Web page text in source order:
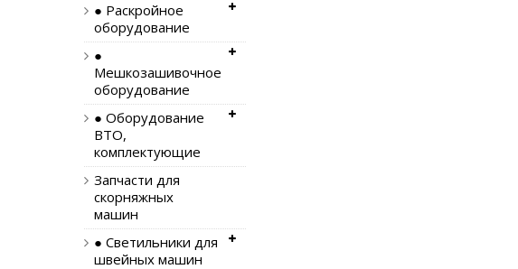
● Раскройное
оборудование
●
Мешкозашивочное
оборудование
● Оборудование
ВТО,
комплектующие
Запчасти для
скорняжных
машин
● Светильники для
швейных машин